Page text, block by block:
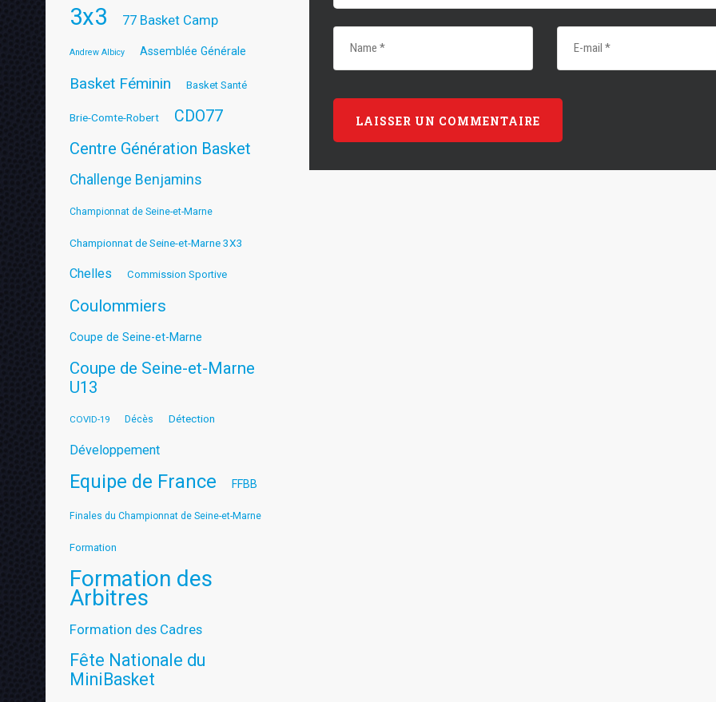
3x3 77 Basket Camp
Andrew Albicy Assemblée Générale
Basket Féminin Basket Santé
Brie-Comte-Robert CDO77
Centre Génération Basket
Challenge Benjamins
Championnat de Seine-et-Marne
Championnat de Seine-et-Marne 3X3
Chelles Commission Sportive
Coulommiers
Coupe de Seine-et-Marne
Coupe de Seine-et-Marne
U13
COVID-19 Décès Détection
Développement
Equipe de France FFBB
Finales du Championnat de Seine-et-Marne
Formation
Formation des
Arbitres
Formation des Cadres
Fête Nationale du
MiniBasket